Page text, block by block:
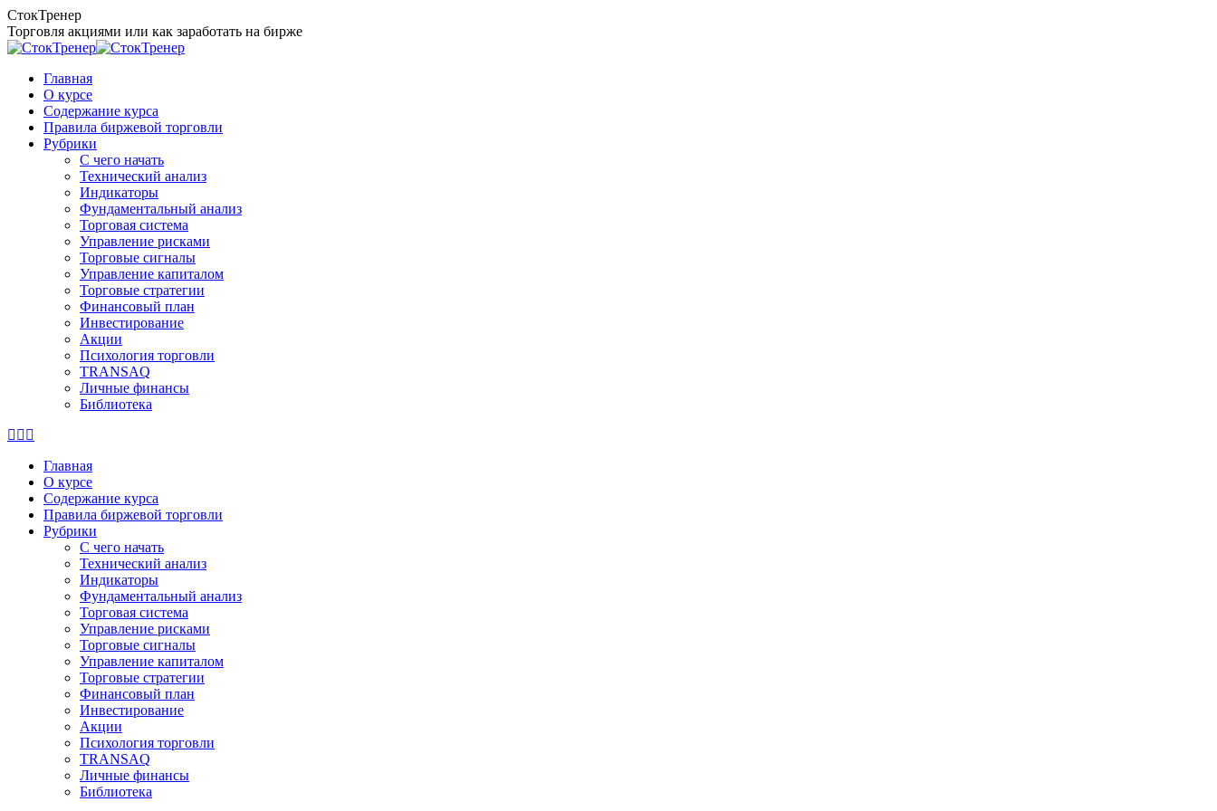
Перейти
к
содержанию
СтокТренер
Торговля акциями или как заработать на бирже
Главная
О курсе
Содержание курса
Правила биржевой торговли
Рубрики
C чего начать
Технический анализ
Индикаторы
Фундаментальный анализ
Торговая система
Управление рисками
Торговые сигналы
Управление капиталом
Торговые стратегии
Финансовый план
Инвестирование
Акции
Психология торговли
TRANSAQ
Личные финансы
Библиотека
Страница
открывается
новом
окне
Страница
открывается
в
новом
окне
открывается
новом
окне
Главная
О курсе
Содержание курса
Правила биржевой торговли
Рубрики
C чего начать
Технический анализ
Индикаторы
Фундаментальный анализ
Торговая система
Управление рисками
Торговые сигналы
Управление капиталом
Торговые стратегии
Финансовый план
Инвестирование
Акции
Психология торговли
TRANSAQ
Личные финансы
Библиотека